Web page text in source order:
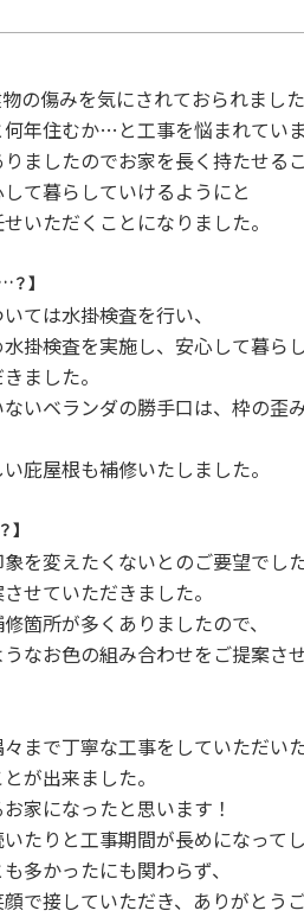
の傷みを気にされておられました
年住むか…と工事を悩まれていま
ましたのでお家を長く持たせるこ
て暮らしていけるようにと
いただくことになりました。
？】
ては水掛検査を行い、
掛検査を実施し、安心して暮ら
ました。
いベランダの勝手口は、枠の歪
庇屋根も補修いたしました。
】
を変えたくないとのご要望でした
せていただきました。
箇所が多くありましたので、
なお色の組み合わせをご提案さ
まで丁寧な工事をしていただいた
が出来ました。
家になったと思います！
たりと工事期間が長めになってし
多かったにも関わらず、
で接していただき、ありがとう